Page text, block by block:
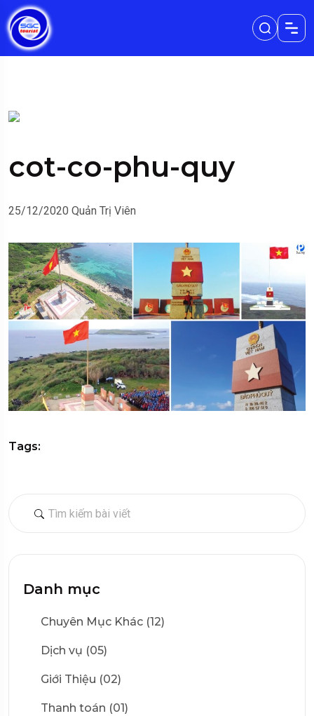
Danh mục
Chuyên Mục Khác (12)
Dịch vụ (05)
Giới Thiệu (02)
Thanh toán (01)
cot-co-phu-quy
25/12/2020 Quản Trị Viên
Tags: